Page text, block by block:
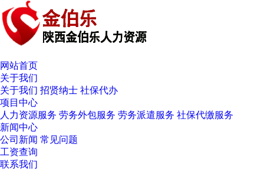
网站首页
关于我们
关于我们 招贤纳士 社保代办
项目中心
人力资源服务 劳务外包服务 劳务派遣服务 社保代缴服务
新闻中心
公司新闻 常见问题
工资查询
联系我们